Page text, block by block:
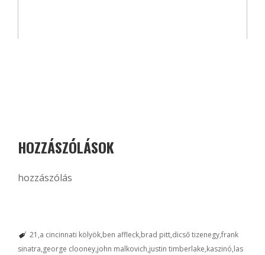
HOZZÁSZÓLÁSOK
hozzászólás
21 a cincinnati kölyök ben affleck brad pitt dicső tizenegyfrank
sinatra george clooney john malkovich justin timberlake kaszinó las